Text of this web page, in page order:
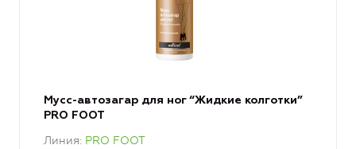
Мусс-автозагар для ног “Жидкие колготки”
PRO FOOT
Линия PRO FOOT